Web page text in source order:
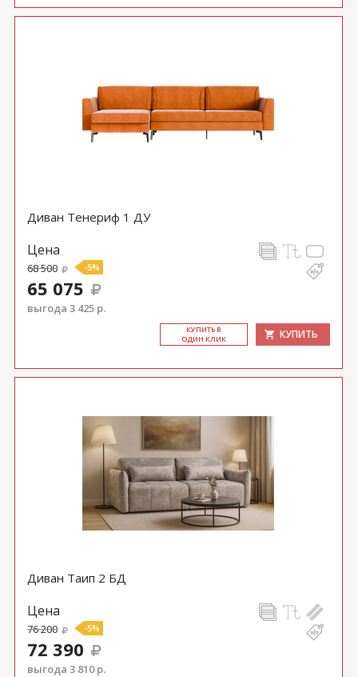
Диван Тенериф 1 ДУ
Цена
68 500 -5%
65 075
выгода 3 425 р.
КУ­ПИТЬ В
ОДИН КЛИК
КУПИТЬ
Диван Таип 2 БД
Цена
76 200 -5%
72 390
выгода 3 810 р.